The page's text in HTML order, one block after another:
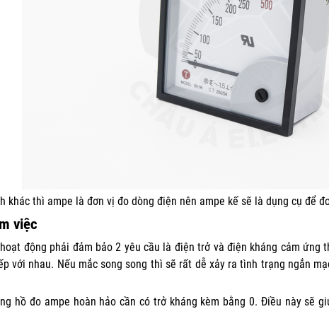
khác thì ampe là đơn vị đo dòng điện nên ampe kế sẽ là dụng cụ để
việc
động phải đảm bảo 2 yêu cầu là điện trở và điện kháng cảm ứng
với nhau. Nếu mắc song song thì sẽ rất dễ xảy ra tình trạng ngắn
hồ đo ampe hoàn hảo cần có trở kháng kèm bằng 0. Điều này sẽ